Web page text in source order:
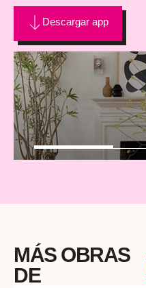
Descargar app
MÁS OBRAS
DE